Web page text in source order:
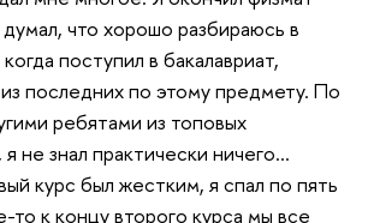
что хорошо разбираюсь в
поступил в бакалавриат,
последних по этому предмету. По
ребятами из топовых
не знал практически ничего…
курс был жестким, я спал по пять
то к концу второго курса мы все